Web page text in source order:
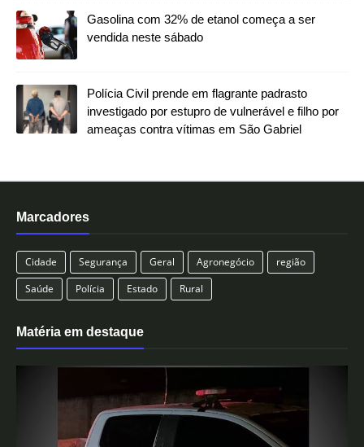
Gasolina com 32% de etanol começa a ser
vendida neste sábado
Polícia Civil prende em flagrante padrasto
investigado por estupro de vulnerável e filho por
ameaças contra vítimas em São Gabriel
Marcadores
Cidade Segurança Geral Agronegócio
região
Saúde
Polícia Estado Rural
Matéria em destaque